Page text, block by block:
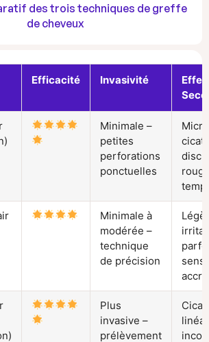
des trois techniques de greffe
de cheveux
Efficacité Invasivité
Minimale –
petites
perforations
ponctuelles
Minimale à
modérée –
technique
de précision
Plus
invasive –
prélèvement